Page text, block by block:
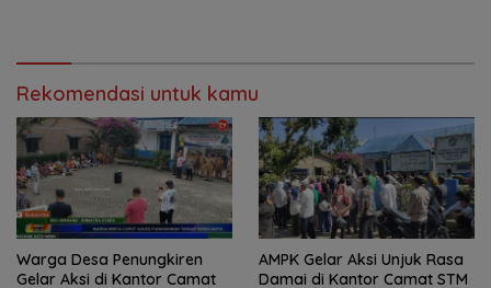
Rekomendasi untuk kamu
Warga Desa Penungkiren
Gelar Aksi di Kantor Camat
AMPK Gelar Aksi Unjuk Rasa
Damai di Kantor Camat STM